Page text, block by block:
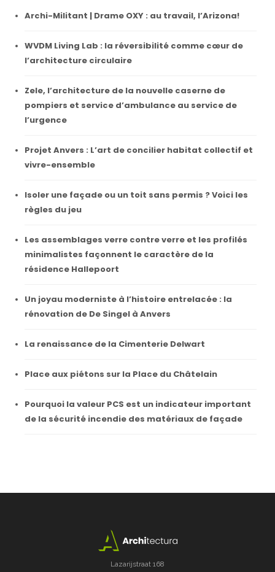
Archi-Militant | Drame OXY : au travail, l’Arizona!
WVDM Living Lab : la réversibilité comme cœur de
l’architecture circulaire
Zele, l’architecture de la nouvelle caserne de
pompiers et service d’ambulance au service de
l’urgence
Projet Anvers : L’art de concilier habitat collectif et
vivre-ensemble
Isoler une façade ou un toit sans permis ? Voici les
règles du jeu
Les assemblages verre contre verre et les profilés
minimalistes façonnent le caractère de la
résidence Hallepoort
Un joyau moderniste à l’histoire entrelacée : la
rénovation de De Singel à Anvers
La renaissance de la Cimenterie Delwart
Place aux piétons sur la Place du Châtelain
Pourquoi la valeur PCS est un indicateur important
de la sécurité incendie des matériaux de façade
Lazarijstraat 168